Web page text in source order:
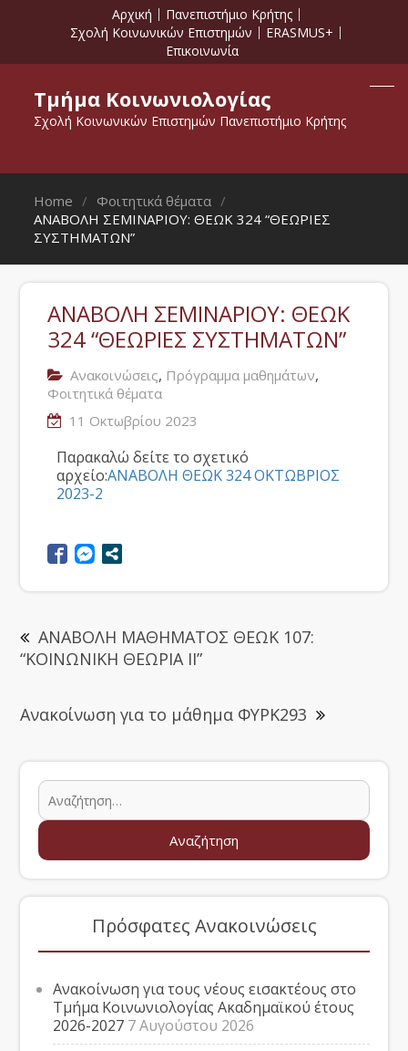
Αρχική
Πανεπιστήμιο Κρήτης
Σχολή Κοινωνικών Επιστημών
ERASMUS+
Επικοινωνία
Τμήμα Κοινωνιολογίας
Σχολή Κοινωνικών Επιστημών Πανεπιστήμιο Κρήτης
Home
Φοιτητικά θέματα
ΑΝΑΒΟΛΗ ΣΕΜΙΝΑΡΙΟΥ: ΘΕΩΚ 324 “ΘΕΩΡΙΕΣ
ΣΥΣΤΗΜΑΤΩΝ”
ΑΝΑΒΟΛΗ ΣΕΜΙΝΑΡΙΟΥ: ΘΕΩΚ
324 “ΘΕΩΡΙΕΣ ΣΥΣΤΗΜΑΤΩΝ”
Ανακοινώσεις, Πρόγραμμα μαθημάτων,
Φοιτητικά θέματα
11 Οκτωβρίου 2023
Παρακαλώ δείτε το σχετικό
αρχείο:ΑΝΑΒΟΛΗ ΘΕΩΚ 324 ΟΚΤΩΒΡΙΟΣ
2023-2
ΑΝΑΒΟΛΗ ΜΑΘΗΜΑΤΟΣ ΘΕΩΚ 107:
“ΚΟΙΝΩΝΙΚΗ ΘΕΩΡΙΑ ΙΙ”
Ανακοίνωση για το μάθημα ΦΥΡΚ293
Πρόσφατες Ανακοινώσεις
Ανακοίνωση για τους νέους εισακτέους στο
Τμήμα Κοινωνιολογίας Ακαδημαϊκού έτους
2026-2027 7 Αυγούστου 2026